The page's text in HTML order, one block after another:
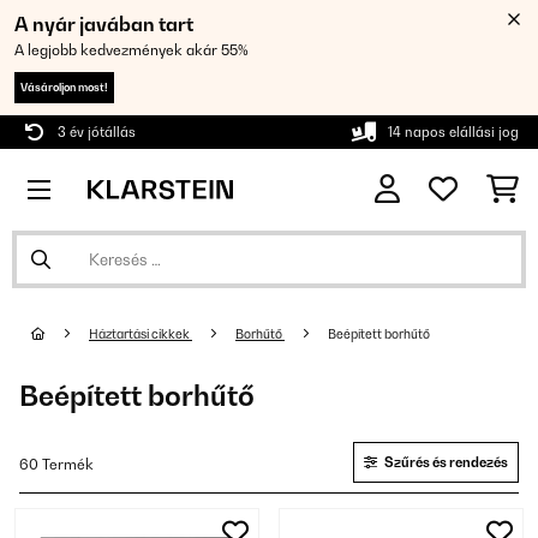
A nyár javában tart
A legjobb kedvezmények akár 55%
Vásároljon most!
3 év jótállás 14 napos elállási jog
Háztartási cikkek Borhűtő Beépített borhűtő
Beépített borhűtő
60 Termék Szűrés és rendezés